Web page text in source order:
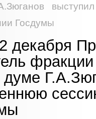
Госдумы
декабря
думе